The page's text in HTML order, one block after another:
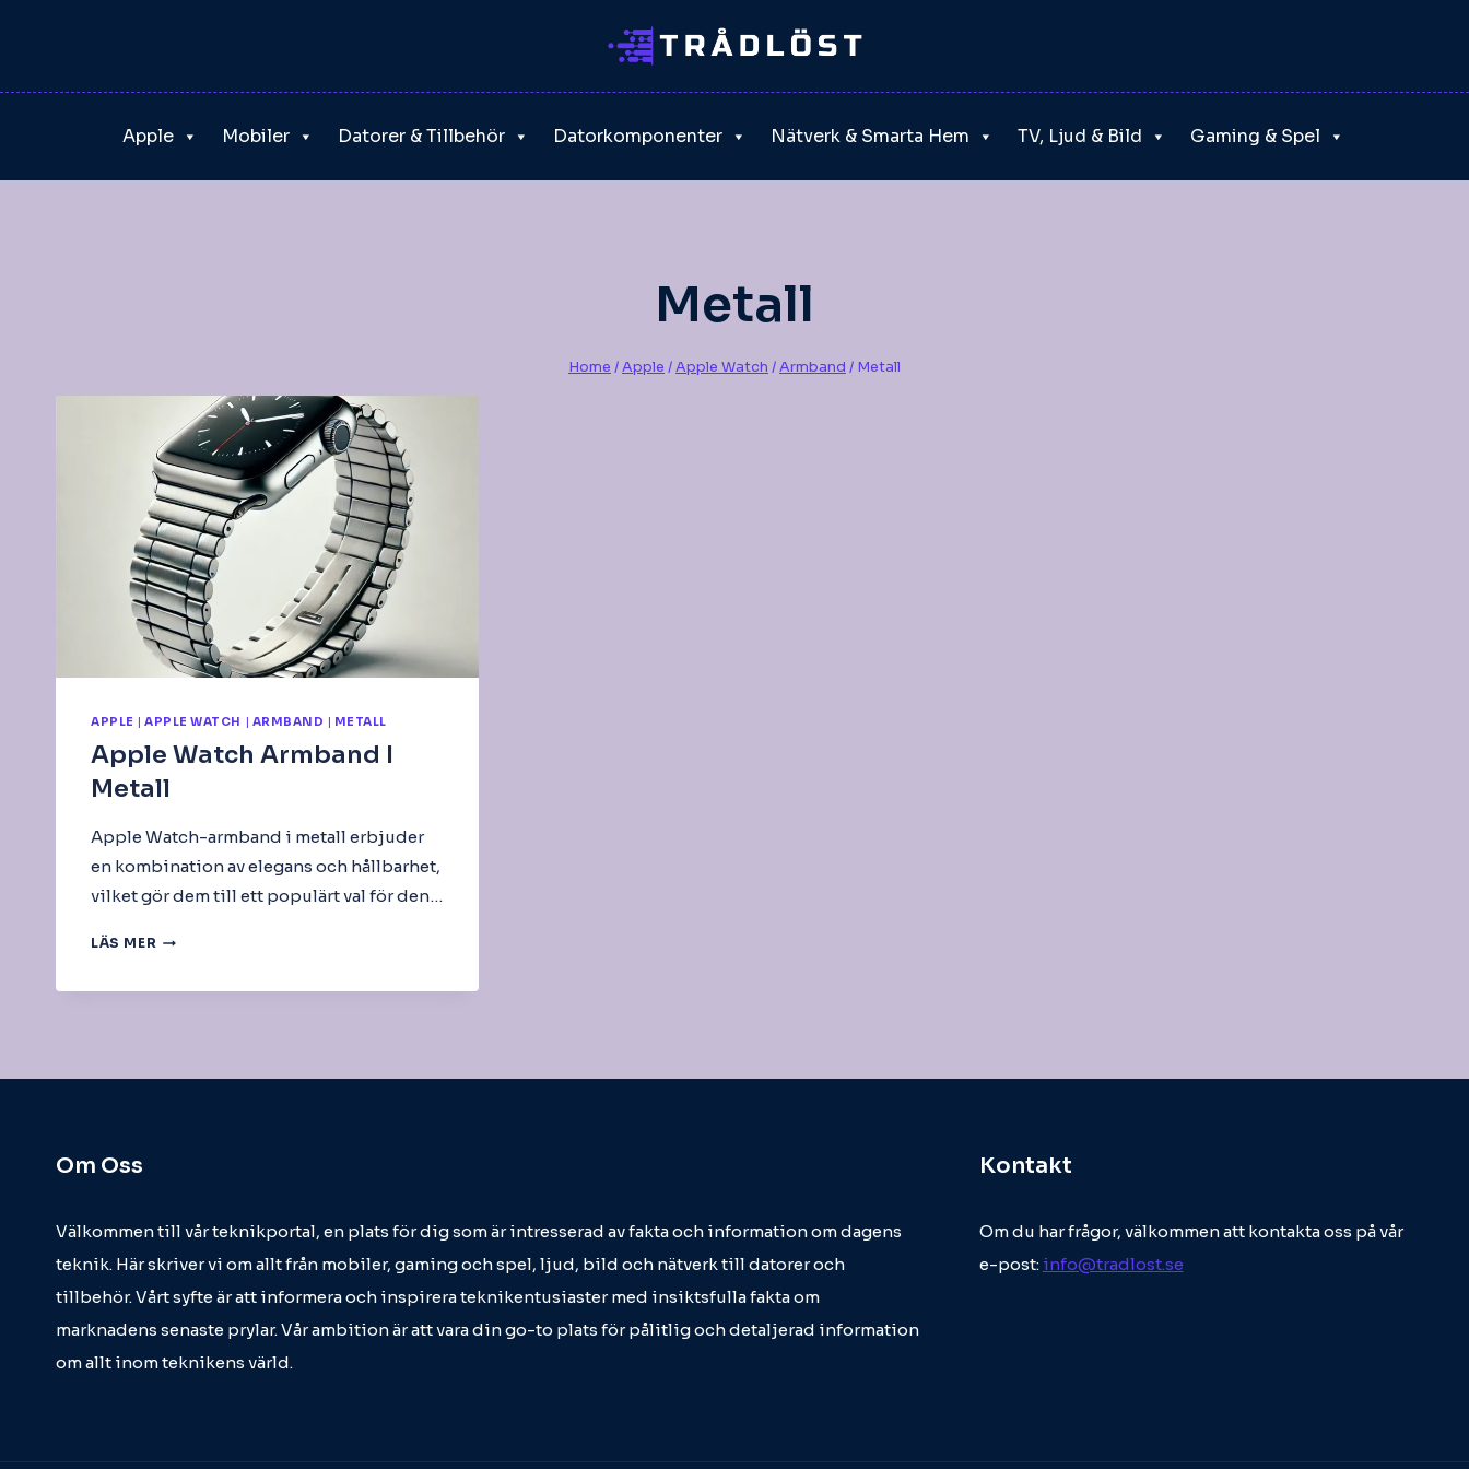
Apple Mobiler Datorer & Tillbehör Datorkomponenter Nätverk & Smarta Hem TV, Ljud & Bild Gaming & Spel
Metall
Home /Apple /Apple Watch /Armband / Metall
APPLE |APPLE WATCH ARMBAND METALL
Apple Watch Armband I
Metall
Apple Watch-armband i metall erbjuder
en kombination av elegans och hållbarhet,
vilket gör dem till ett populärt val för den…
LÄS MER APPLE
Om Oss
Välkommen till vår teknikportal, en plats för dig som är intresserad av fakta och information om dagens
teknik. Här skriver vi om allt från mobiler, gaming och spel, ljud, bild och nätverk till datorer och
tillbehör. Vårt syfte är att informera och inspirera teknikentusiaster med insiktsfulla fakta om
marknadens senaste prylar. Vår ambition är att vara din go-to plats för pålitlig och detaljerad information
om allt inom teknikens värld.
Kontakt
Om du har frågor, välkommen att kontakta oss på vår
e-post: info@tradlost.se